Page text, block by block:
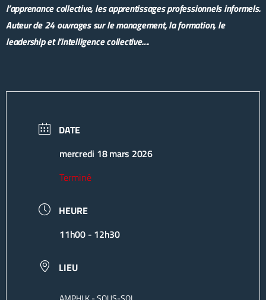
l’apprenance collective, les apprentissages professionnels informels.
Auteur de 24 ouvrages sur le management, la formation, le
leadership et l’intelligence collective….
DATE
mercredi 18 mars 2026
Terminé
HEURE
11h00 - 12h30
LIEU